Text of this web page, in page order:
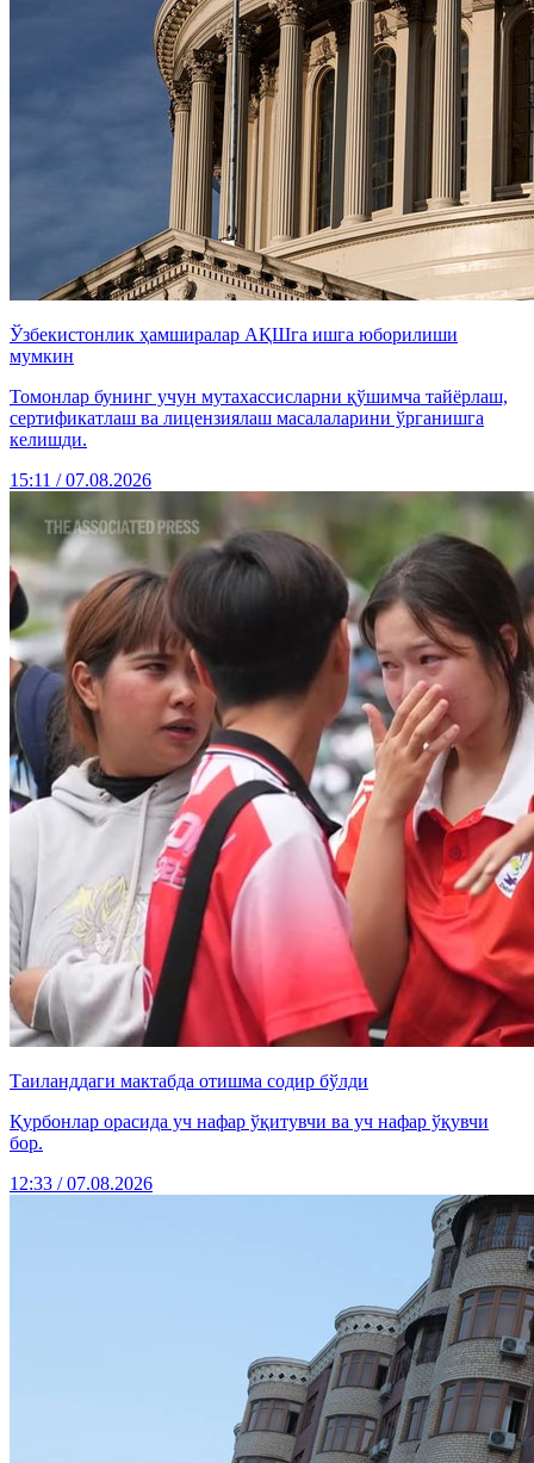
Ўзбекистонлик ҳамширалар АҚШга ишга юборилиши
мумкин
Томонлар бунинг учун мутахассисларни қўшимча тайёрлаш,
сертификатлаш ва лицензиялаш масалаларини ўрганишга
келишди.
15:11 / 07.08.2026
Таиланддаги мактабда отишма содир бўлди
Қурбонлар орасида уч нафар ўқитувчи ва уч нафар ўқувчи
бор.
12:33 / 07.08.2026